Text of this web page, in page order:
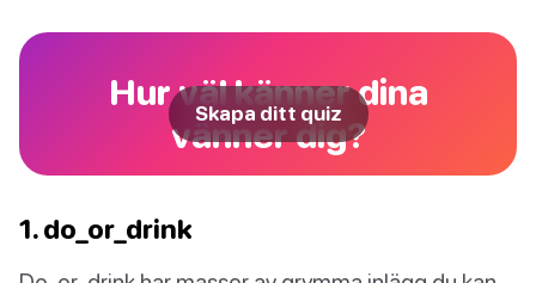
Hur väl känner dina
vänner dig?
Skapa ditt quiz
1. do_or_drink